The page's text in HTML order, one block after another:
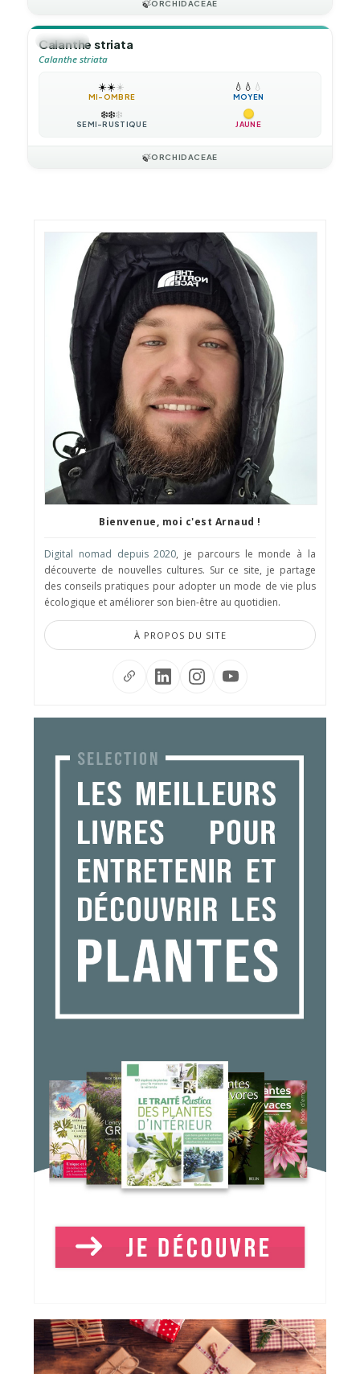
🍃ORCHIDACEAE
🪴VIVACE
Calanthe striata
Calanthe striata
☀️☀️☀️
MI-OMBRE
💧 💧 💧
MOYEN
❄️❄️❄️
SEMI-RUSTIQUE JAUNE
🍃ORCHIDACEAE
Bienvenue, moi c'est Arnaud !
Digital nomad depuis 2020, je parcours le monde à la
découverte de nouvelles cultures. Sur ce site, je partage
des conseils pratiques pour adopter un mode de vie plus
écologique et améliorer son bien-être au quotidien.
À PROPOS DU SITE